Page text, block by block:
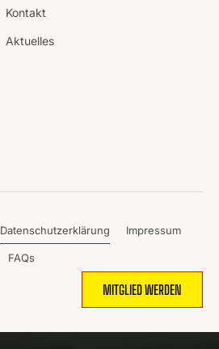
Kontakt
Aktuelles
Datenschutzerklärung Impressum
FAQs
MITGLIED WERDEN